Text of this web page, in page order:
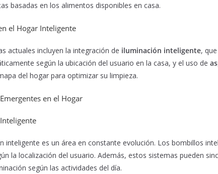
basadas en los alimentos disponibles en casa.
el Hogar Inteligente
actuales incluyen la integración de iluminación inteligente,
según la ubicación del usuario en la casa, y el uso de
del hogar para optimizar su limpieza.
en el Hogar
inteligente es un área en constante evolución. Los bombillos
la localización del usuario. Además, estos sistemas pueden
según las actividades del día.